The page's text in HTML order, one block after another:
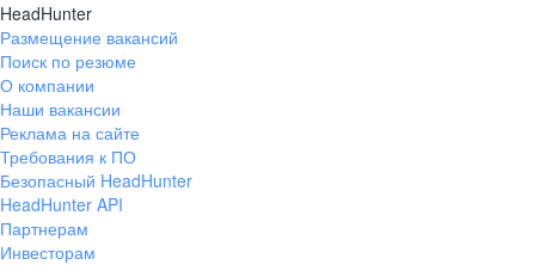
HeadHunter
Размещение вакансий
Поиск по резюме
О компании
Наши вакансии
Реклама на сайте
Требования к ПО
Безопасный HeadHunter
HeadHunter API
Партнерам
Инвесторам